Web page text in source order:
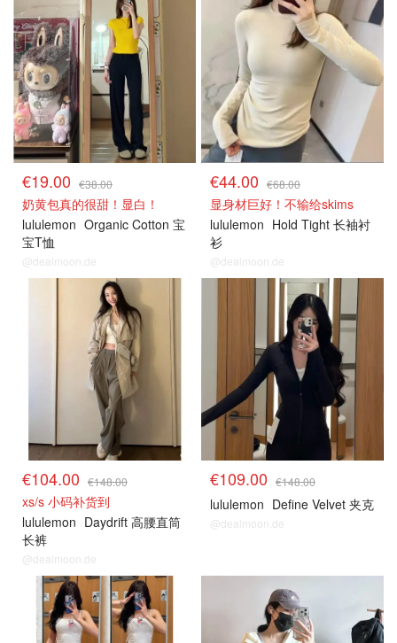
€19.00 €38.00
奶黄包真的很甜！显白！
lululemon Organic Cotton 宝
宝T恤
@dealmoon.de
€44.00 €68.00
显身材巨好！不输给skims
lululemon Hold Tight 长袖衬
衫
@dealmoon.de
€104.00 €148.00
xs/s 小码补货到
lululemon Daydrift 高腰直筒
长裤
@dealmoon.de
€109.00 €148.00
lululemon Define Velvet 夹克
@dealmoon.de